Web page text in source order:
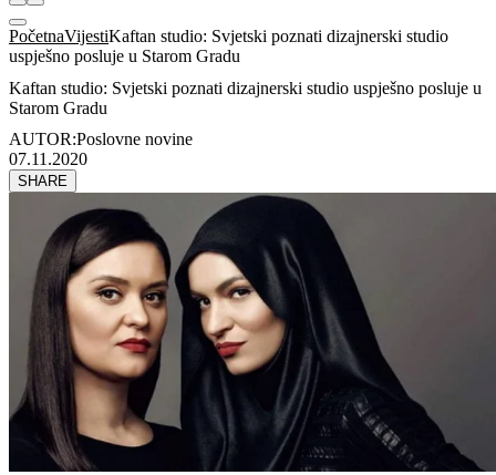
PočetnaVijestiKaftan studio: Svjetski poznati dizajnerski studio
uspješno posluje u Starom Gradu
Kaftan studio: Svjetski poznati dizajnerski studio uspješno posluje u
Starom Gradu
AUTOR:Poslovne novine
07.11.2020
SHARE